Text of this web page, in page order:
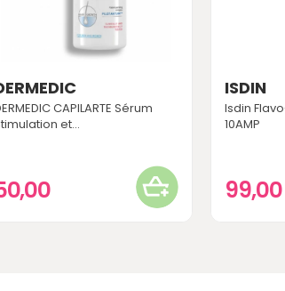
CAPILARTE Sérum
et...
ISDIN
Isdin
10AMP